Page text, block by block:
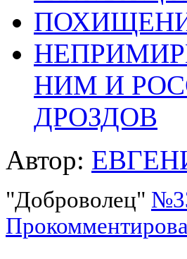
НИМ И
ДРОЗДОВ
Автор:
"Доброволец"